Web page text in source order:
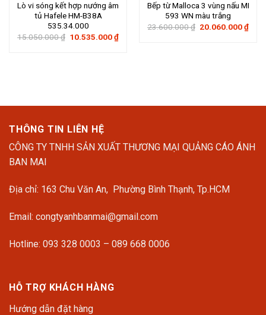
Lò vi sóng kết hợp nướng âm
tủ Hafele HM-B38A
535.34.000
15.050.000₫ Giá
10.535.000₫Giá
Bếp từ Malloca 3 vùng nấu MI
593 WN màu trắng
23.600.000₫ Giá
20.060.000₫Giá
THÔNG TIN LIÊN HỆ
CÔNG TY TNHH SẢN XUẤT THƯƠNG MẠI QUẢNG CÁO ÁNH
BAN MAI
Địa chỉ: 163 Chu Văn An, Phường Bình Thạnh, Tp.HCM
Email: congtyanhbanmai@gmail.com
Hotline: 093 328 0003 – 089 668 0006
HỖ TRỢ KHÁCH HÀNG
Hướng dẫn đặt hàng